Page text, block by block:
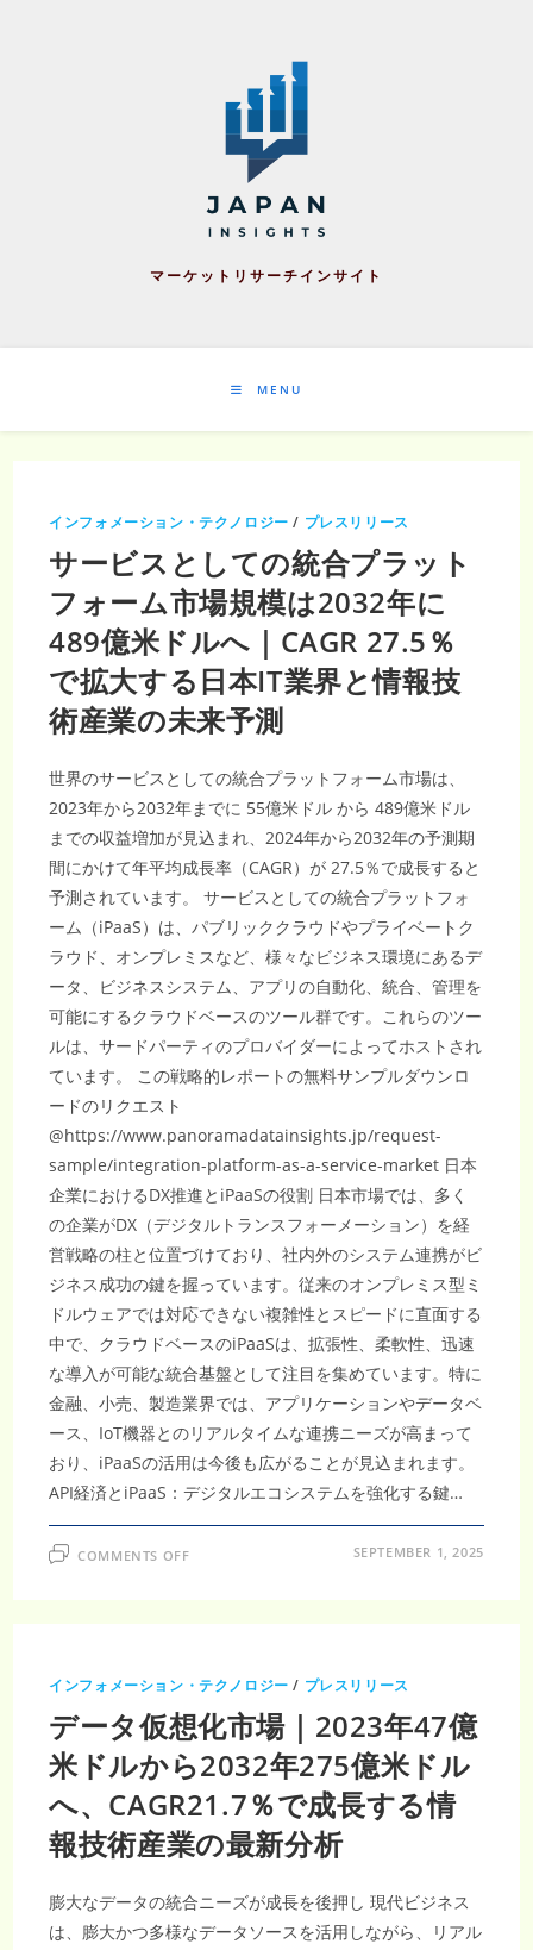
マーケットリサーチインサイト
MENU
インフォメーション・テクノロジー / プレスリリース
サービスとしての統合プラット
フォーム市場規模は2032年に
489億米ドルへ｜CAGR 27.5％
で拡大する日本IT業界と情報技
術産業の未来予測
世界のサービスとしての統合プラットフォーム市場は、
2023年から2032年までに 55億米ドル から 489億米ドル
までの収益増加が見込まれ、2024年から2032年の予測期
間にかけて年平均成長率（CAGR）が 27.5％で成長すると
予測されています。 サービスとしての統合プラットフォ
ーム（iPaaS）は、パブリッククラウドやプライベートク
ラウド、オンプレミスなど、様々なビジネス環境にあるデ
ータ、ビジネスシステム、アプリの自動化、統合、管理を
可能にするクラウドベースのツール群です。これらのツー
ルは、サードパーティのプロバイダーによってホストされ
ています。 この戦略的レポートの無料サンプルダウンロ
ードのリクエスト
@https://www.panoramadatainsights.jp/request-
sample/integration-platform-as-a-service-market 日本
企業におけるDX推進とiPaaSの役割 日本市場では、多く
の企業がDX（デジタルトランスフォーメーション）を経
営戦略の柱と位置づけており、社内外のシステム連携がビ
ジネス成功の鍵を握っています。従来のオンプレミス型ミ
ドルウェアでは対応できない複雑性とスピードに直面する
中で、クラウドベースのiPaaSは、拡張性、柔軟性、迅速
な導入が可能な統合基盤として注目を集めています。特に
金融、小売、製造業界では、アプリケーションやデータベ
ース、IoT機器とのリアルタイムな連携ニーズが高まって
おり、iPaaSの活用は今後も広がることが見込まれます。
API経済とiPaaS：デジタルエコシステムを強化する鍵…
COMMENTS OFFON
の
統
プ
ラ
ッ
ト
フ
ォ
ー
ム
市
場
模
は
2032
年
SEPTEMBER 1, 2025
インフォメーション・テクノロジー / プレスリリース
データ仮想化市場｜2023年47億
米ドルから2032年275億米ドル
へ、CAGR21.7％で成長する情
報技術産業の最新分析
膨大なデータの統合ニーズが成長を後押し 現代ビジネス
は、膨大かつ多様なデータソースを活用しながら、リアル